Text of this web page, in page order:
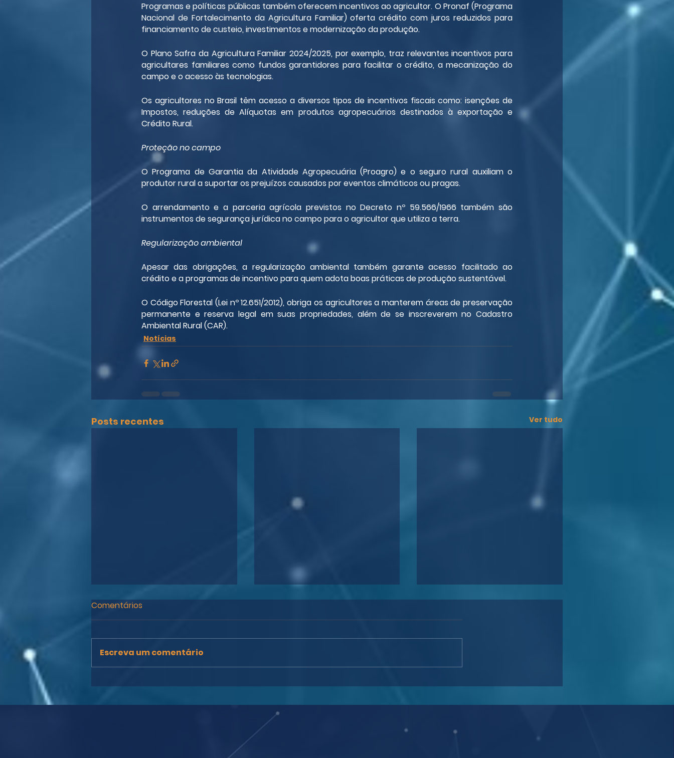
Programas e políticas públicas também oferecem incentivos ao agricultor. O Pronaf (Programa
Nacional de Fortalecimento da Agricultura Familiar) oferta crédito com juros reduzidos para
financiamento de custeio, investimentos e modernização da produção.
O Plano Safra da Agricultura Familiar 2024/2025, por exemplo, traz relevantes incentivos para
agricultares familiares como fundos garantidores para facilitar o crédito, a mecanização do
campo e o acesso às tecnologias.
Os agricultores no Brasil têm acesso a diversos tipos de incentivos fiscais como: isenções de
Impostos, reduções de Alíquotas em produtos agropecuários destinados à exportação e
Crédito Rural.
Proteção no campo
O Programa de Garantia da Atividade Agropecuária (Proagro) e o seguro rural auxiliam o
produtor rural a suportar os prejuízos causados por eventos climáticos ou pragas.
O arrendamento e a parceria agrícola previstos no Decreto nº 59.566/1966 também são
instrumentos de segurança jurídica no campo para o agricultor que utiliza a terra.
Regularização ambiental
Apesar das obrigações, a regularização ambiental também garante acesso facilitado ao
crédito e a programas de incentivo para quem adota boas práticas de produção sustentável.
O Código Florestal (Lei nº 12.651/2012), obriga os agricultores a manterem áreas de preservação
permanente e reserva legal em suas propriedades, além de se inscreverem no Cadastro
Ambiental Rural (CAR).
Notícias
Posts recentes Ver tudo
STJ: juiz deve intimar
Abuso processual: Juizado
fracionadas
CSJT atualiza norma sobre
Comentários
Escreva um comentário